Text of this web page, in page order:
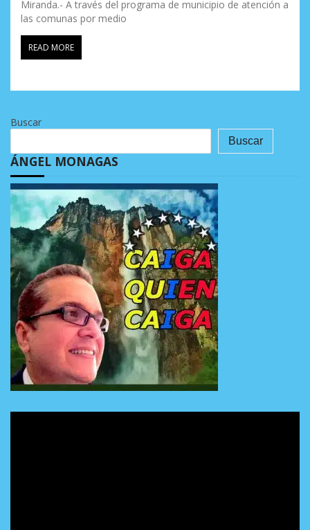
Miranda.- A través del programa de municipio de atención a
las comunas por medio
READ MORE
Buscar
Buscar
ÁNGEL MONAGAS